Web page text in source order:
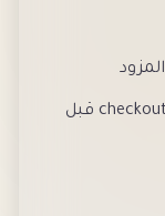
يتطلب اختبار checkout/callback/webhook قبل